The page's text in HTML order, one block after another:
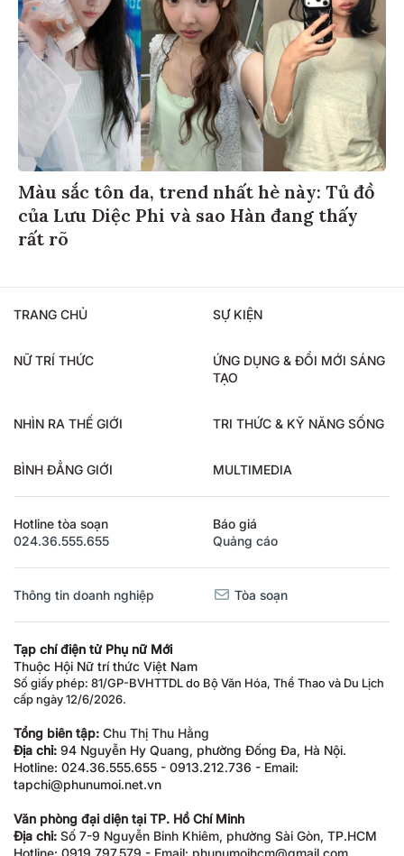
Màu sắc tôn da, trend nhất hè này: Tủ đồ
của Lưu Diệc Phi và sao Hàn đang thấy
rất rõ
TRANG CHỦ SỰ KIỆN
NỮ TRÍ THỨC
ỨNG DỤNG & ĐỔI MỚI SÁNG
TẠO
NHÌN RA THẾ GIỚI TRI THỨC & KỸ NĂNG SỐNG
BÌNH ĐẲNG GIỚI MULTIMEDIA
Hotline tòa soạn
024.36.555.655
Báo giá
Quảng cáo
Thông tin doanh nghiệp Tòa soạn
Tạp chí điện tử Phụ nữ Mới
Thuộc Hội Nữ trí thức Việt Nam
Số giấy phép: 81/GP-BVHTTDL do Bộ Văn Hóa, Thể Thao và Du Lịch
cấp ngày 12/6/2026.
Tổng biên tập: Chu Thị Thu Hằng
Địa chỉ: 94 Nguyễn Hy Quang, phường Đống Đa, Hà Nội.
Hotline: 024.36.555.655 - 0913.212.736 - Email:
tapchi@phunumoi.net.vn
Văn phòng đại diện tại TP. Hồ Chí Minh
Địa chỉ: Số 7-9 Nguyễn Bỉnh Khiêm, phường Sài Gòn, TP.HCM
Hotline: 0919.797.579 - Email: phunumoihcm@gmail.com